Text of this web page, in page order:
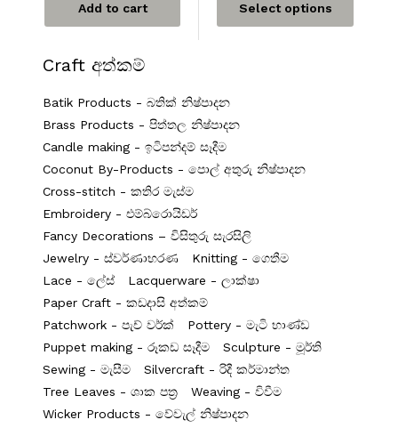
Add to cart Select options
Craft අත්කම්
Batik Products - බතික් නිෂ්පාදන
Brass Products - පිත්තල නිෂ්පාදන
Candle making - ඉටිපන්දම් සෑදීම
Coconut By-Products - පොල් අතුරු නිෂ්පාදන
Cross-stitch - කතිර මැස්ම
Embroidery - එම්බ්රොයිඩර්
Fancy Decorations – විසිතුරු සැරසිලි
Jewelry - ස්වර්ණාභරණ
Knitting - ගෙතීම
Lace - ලේස්
Lacquerware - ලාක්ෂා
Paper Craft - කඩදාසි අත්කම්
Patchwork - පැච් වර්ක්
Pottery - මැටි භාණ්ඩ
Puppet making - රූකඩ සෑදීම
Sculpture - මූර්ති
Sewing - මැසීම
Silvercraft - රිදී කර්මාන්ත
Tree Leaves - ශාක පත්‍ර
Weaving - විවීම
Wicker Products - වේවැල් නිෂ්පාදන